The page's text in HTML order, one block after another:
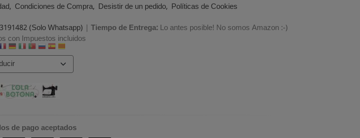
Condiciones de Compra Desistir de un pedido Políticas de Cookies
(Solo Whatsapp) | Tiempo de Entrega:Lo antes posible! No somos Amazon :-)
con Impuestos incluidos
de pago aceptados